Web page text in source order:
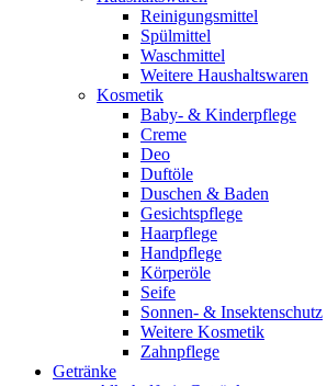
Reinigungsmittel
Spülmittel
Waschmittel
Weitere Haushaltswaren
Kosmetik
Baby- & Kinderpflege
Creme
Deo
Duftöle
Duschen & Baden
Gesichtspflege
Haarpflege
Handpflege
Körperöle
Seife
Sonnen- & Insektenschutz
Weitere Kosmetik
Zahnpflege
Getränke